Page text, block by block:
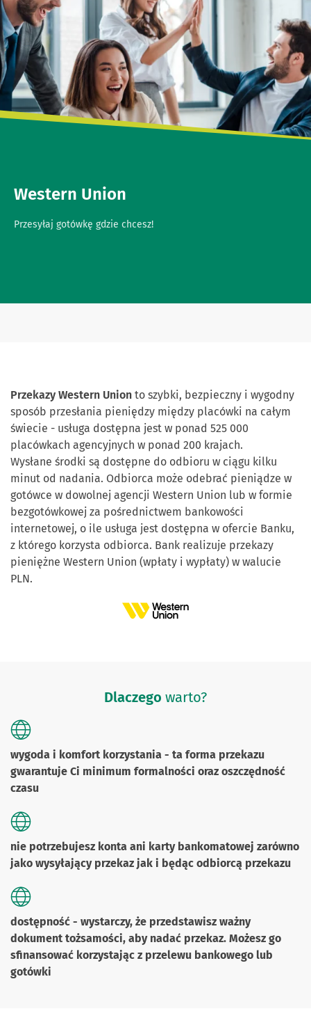
Western Union
Przesyłaj gotówkę gdzie chcesz!
Przekazy Western Union to szybki, bezpieczny i wygodny
sposób przesłania pieniędzy między placówki na całym
świecie - usługa dostępna jest w ponad 525 000
placówkach agencyjnych w ponad 200 krajach.
Wysłane środki są dostępne do odbioru w ciągu kilku
minut od nadania. Odbiorca może odebrać pieniądze w
gotówce w dowolnej agencji Western Union lub w formie
bezgotówkowej za pośrednictwem bankowości
internetowej, o ile usługa jest dostępna w ofercie Banku,
z którego korzysta odbiorca. Bank realizuje przekazy
pieniężne Western Union (wpłaty i wypłaty) w walucie
PLN.
Dlaczego warto?
wygoda i komfort korzystania - ta forma przekazu
gwarantuje Ci minimum formalności oraz oszczędność
czasu
nie potrzebujesz konta ani karty bankomatowej zarówno
jako wysyłający przekaz jak i będąc odbiorcą przekazu
dostępność - wystarczy, że przedstawisz ważny
dokument tożsamości, aby nadać przekaz. Możesz go
sfinansować korzystając z przelewu bankowego lub
gotówki